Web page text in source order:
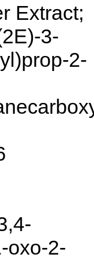
Extract;
3-
2-
oxo-2-